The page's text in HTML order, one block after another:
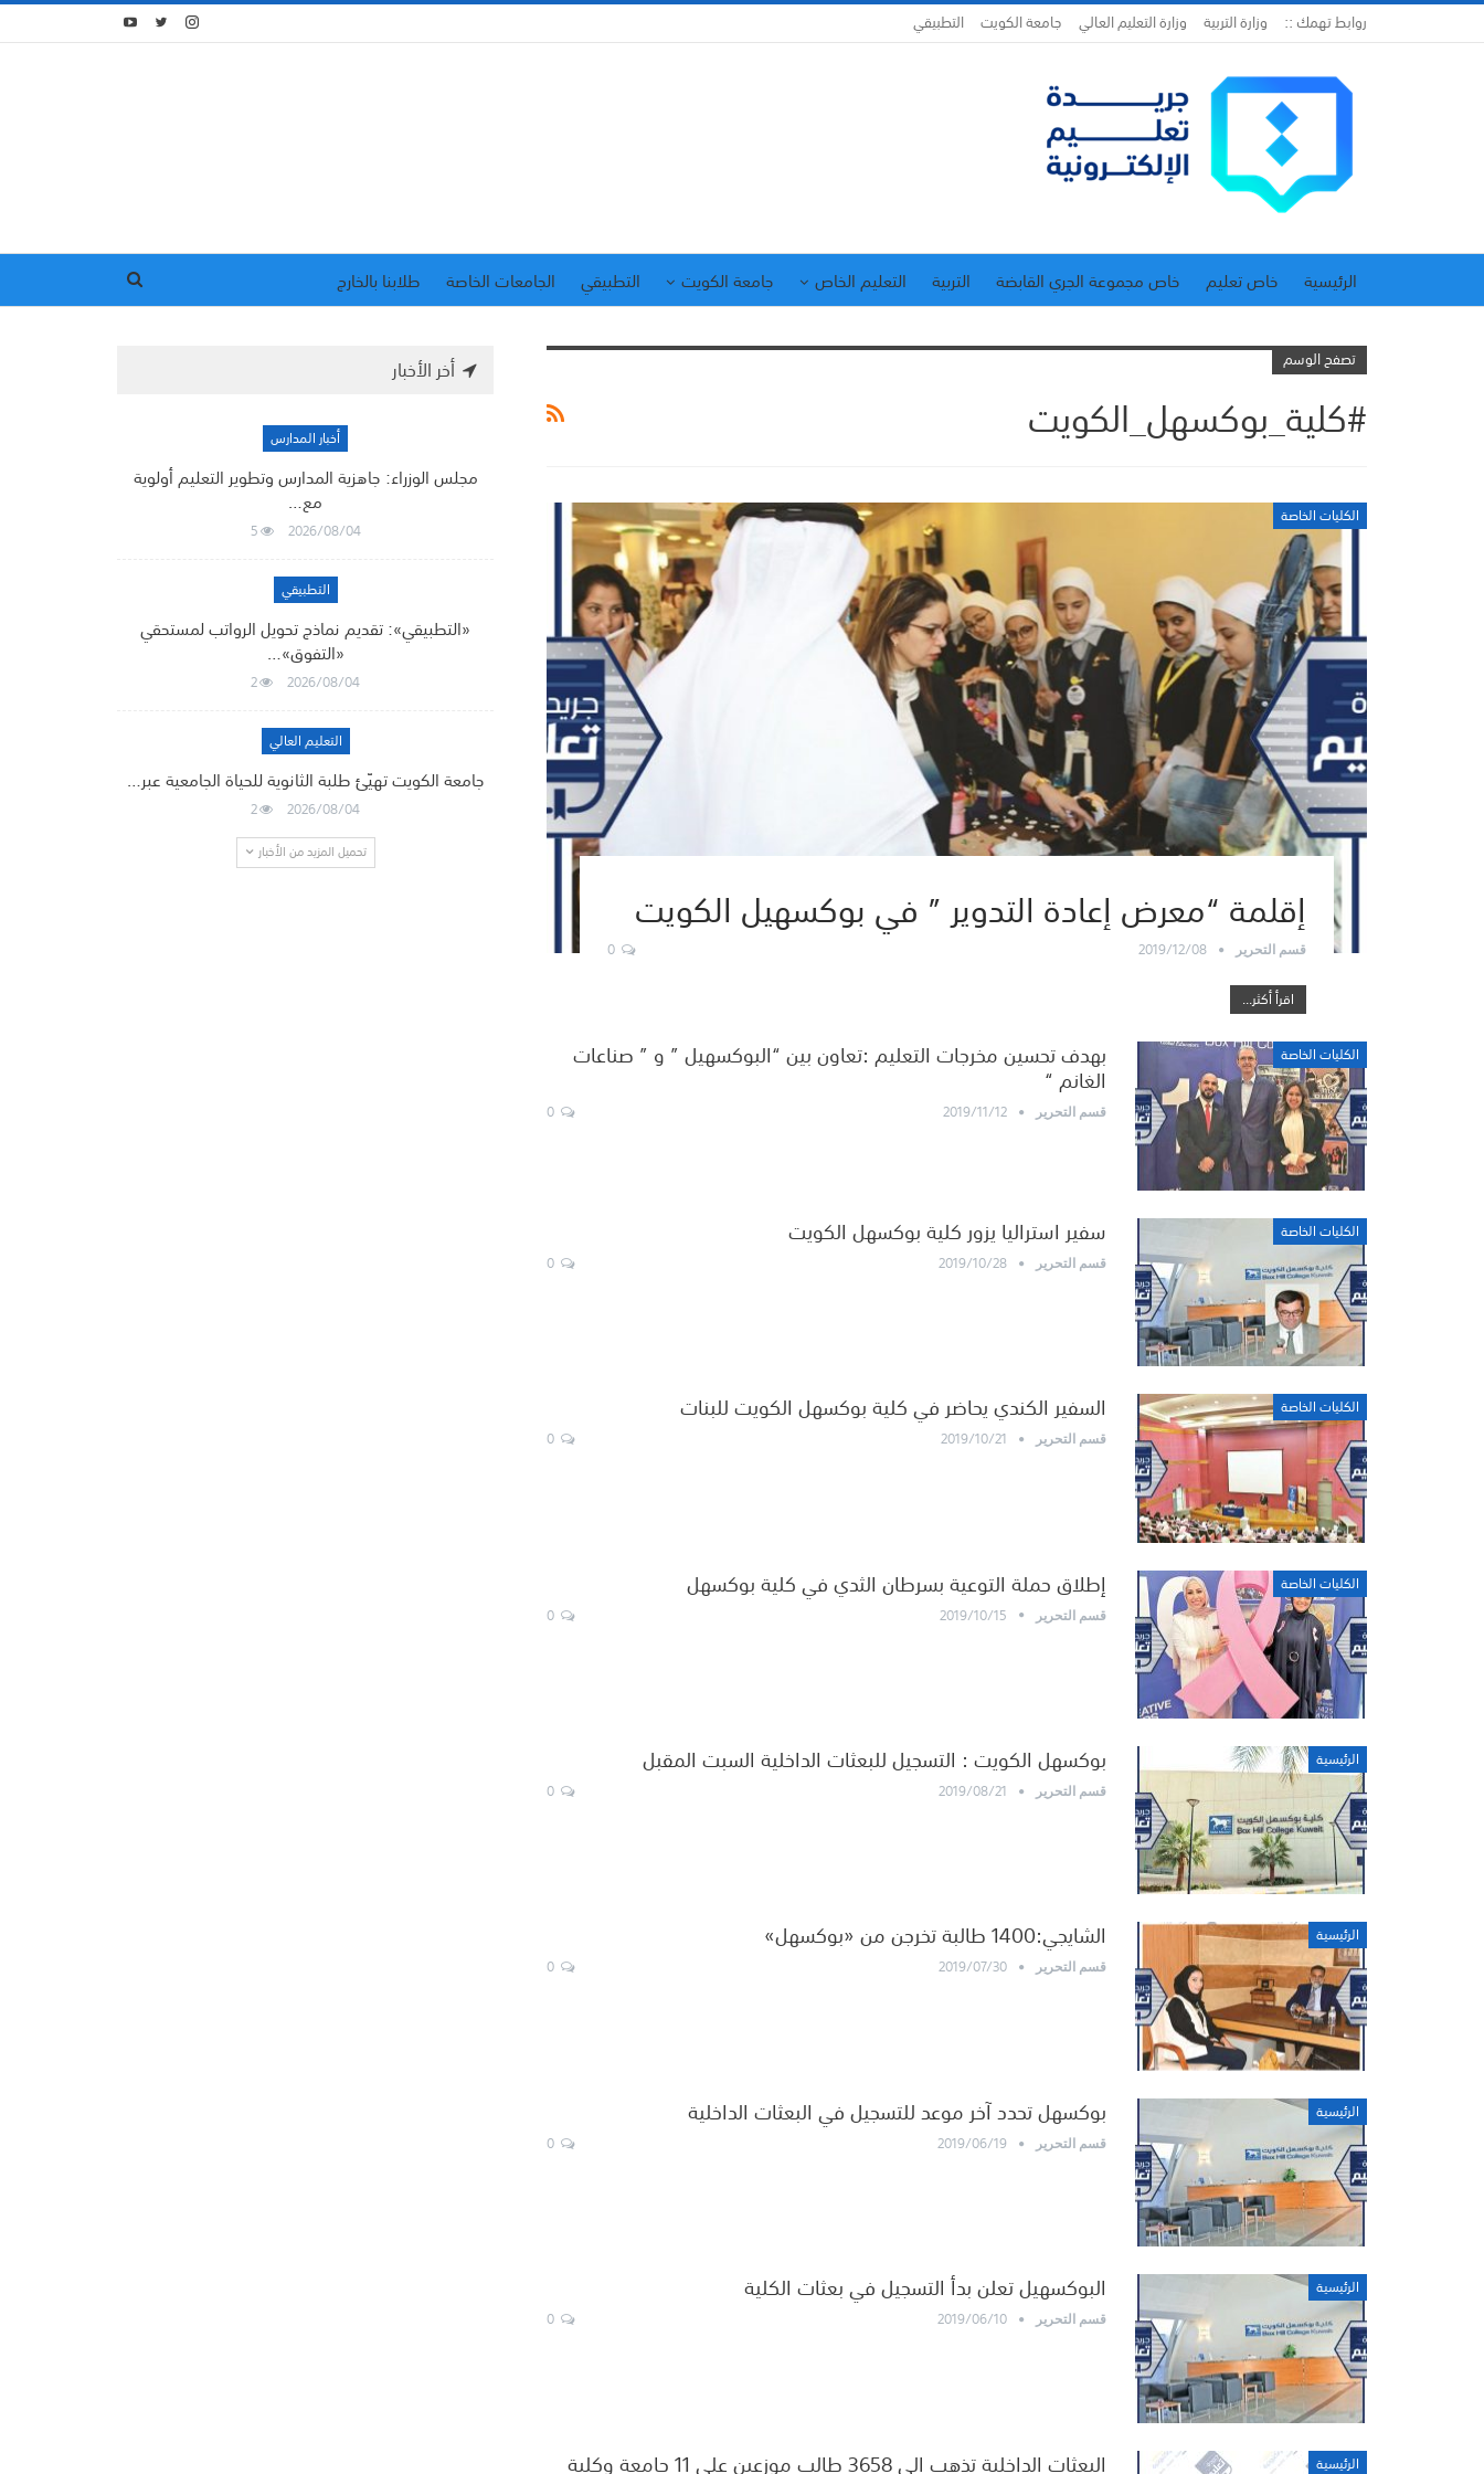
روابط تهمك :: وزارة التربية وزارة التعليم العالي جامعة الكويت التطبيقي
الرئيسية خاص تعليم خاص مجموعة الجري القابضة التربية التعليم الخاص جامعة الكويت التطبيقي الجامعات الخاصة
طلابنا بالخارج
تصفح الوسم
#كلية_بوكسهل_الكويت
الكليات الخاصة
إقلمة “معرض إعادة التدوير ” في بوكسهيل الكويت
قسم التحرير 2019/12/08
اقرأ أكثر...
الكليات الخاصة
بهدف تحسين مخرجات التعليم :تعاون بين “البوكسهيل ” و ” صناعات
الغانم “
قسم التحرير 2019/11/12
الكليات الخاصة سفير استراليا يزور كلية بوكسهل الكويت
قسم التحرير 2019/10/28
الكليات الخاصة السفير الكندي يحاضر في كلية بوكسهل الكويت للبنات
قسم التحرير 2019/10/21
الكليات الخاصة إطلاق حملة التوعية بسرطان الثدي في كلية بوكسهل
قسم التحرير 2019/10/15
الرئيسية بوكسهل الكويت : التسجيل للبعثات الداخلية السبت المقبل
قسم التحرير 2019/08/21
الرئيسية الشايجي:1400 طالبة تخرجن من «بوكسهل»
قسم التحرير 2019/07/30
الرئيسية بوكسهل تحدد آخر موعد للتسجيل في البعثات الداخلية
قسم التحرير 2019/06/19
الرئيسية البوكسهيل تعلن بدأ التسجيل في بعثات الكلية
قسم التحرير 2019/06/10
الرئيسية البعثات الداخلية تذهب الى 3658 طالب موزعين على 11 جامعة وكلية
أخر الأخبار
أخبار المدارس
مجلس الوزراء: جاهزية المدارس وتطوير التعليم أولوية
مع…
2026/08/04
5
التطبيقي
«التطبيقي»: تقديم نماذج تحويل الرواتب لمستحقي
«التفوق»…
2026/08/04
2
التعليم العالي
جامعة الكويت تهيّئ طلبة الثانوية للحياة الجامعية عبر…
2026/08/04
2
تحميل المزيد من الأخبار